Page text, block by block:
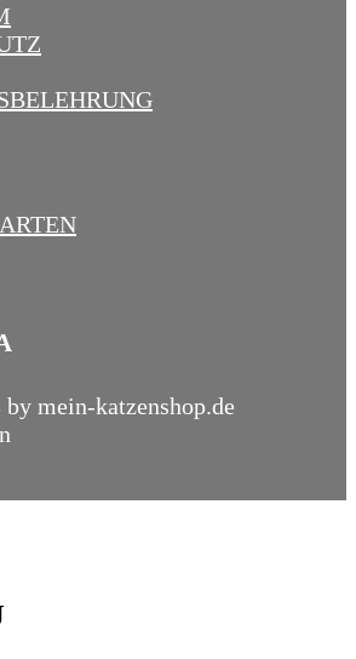
mein-katzenshop.de